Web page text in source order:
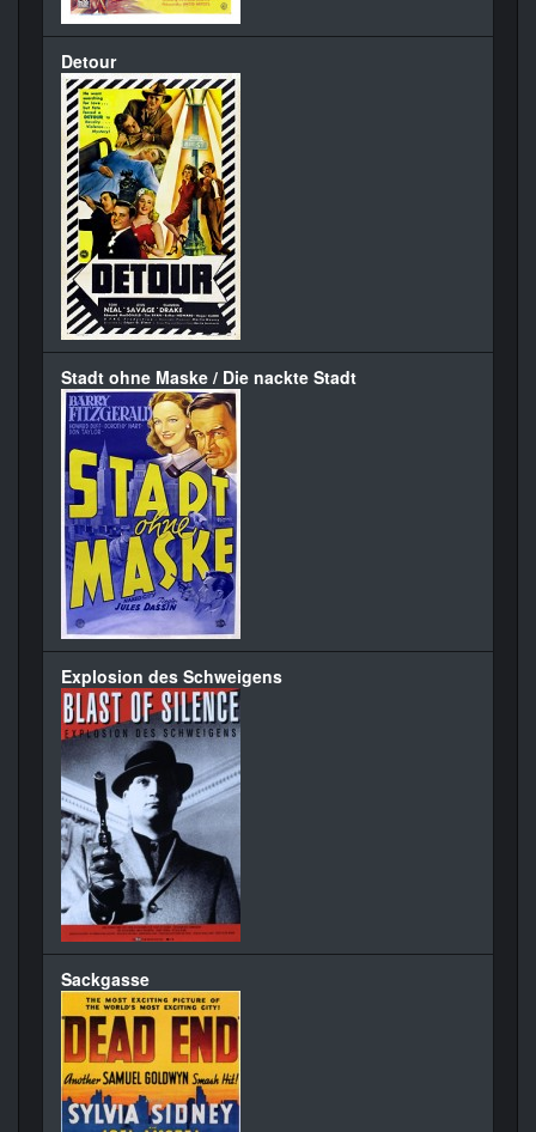
Detour
Stadt ohne Maske / Die nackte Stadt
Explosion des Schweigens
Sackgasse